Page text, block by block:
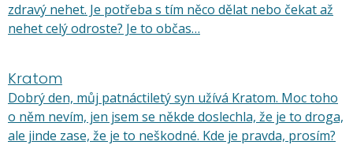
zdravý nehet. Je potřeba s tím něco dělat nebo čekat až
nehet celý odroste? Je to občas…
Kratom
Dobrý den, můj patnáctiletý syn užívá Kratom. Moc toho
o něm nevím, jen jsem se někde doslechla, že je to droga,
ale jinde zase, že je to neškodné. Kde je pravda, prosím?